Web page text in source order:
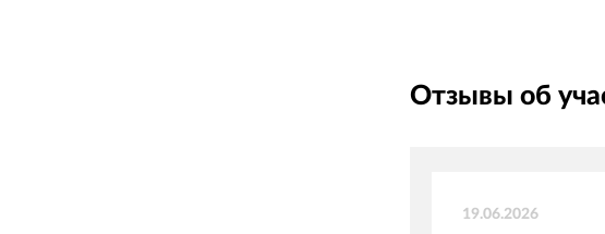
Отзывы об
19.06.2026